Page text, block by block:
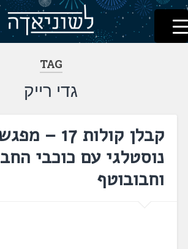
דלג
לתוכן
לשוניאדה
עברית. לשון. שפה
TAG
גדי רייק
קבלן קולות 17
נוסטלגי עם כוכבי
וחבובוטף